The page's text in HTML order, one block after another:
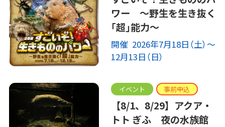
ワー ～野生を生き抜く
｢超｣能力～
開催 2026年7月18日（土）～
12月13日（日）
イベント 事前申込
【8/1、8/29】アクア・
トト ぎふ 夜の水族館